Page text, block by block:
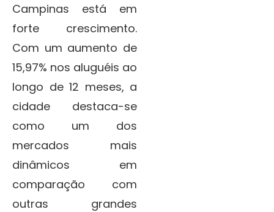
Campinas está em
forte crescimento.
Com um aumento de
15,97% nos aluguéis ao
longo de 12 meses, a
cidade destaca-se
como um dos
mercados mais
dinâmicos em
comparação com
outras grandes